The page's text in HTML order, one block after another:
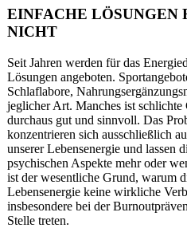
EINFACHE LÖSUNGEN
NICHT
Seit Jahren werden für das
Lösungen angeboten.
Schlaflabore,
jeglicher Art. Manches ist schlichte
durchaus gut und sinnvoll. Das
konzentrieren sich ausschließlich
unserer Lebensenergie und lassen
psychischen Aspekte mehr oder
ist der wesentliche Grund, warum
Lebensenergie keine wirkliche
insbesondere bei der
Stelle treten.